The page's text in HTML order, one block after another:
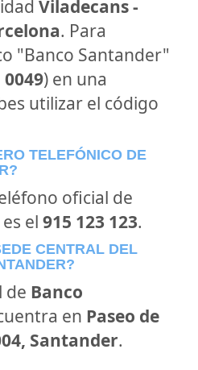
Viladecans -
. Para
"Banco Santander"
0049) en una
utilizar el código
TELEFÓNICO DE
oficial de
el 915 123 123.
CENTRAL DEL
de Banco
en Paseo de
Santander.